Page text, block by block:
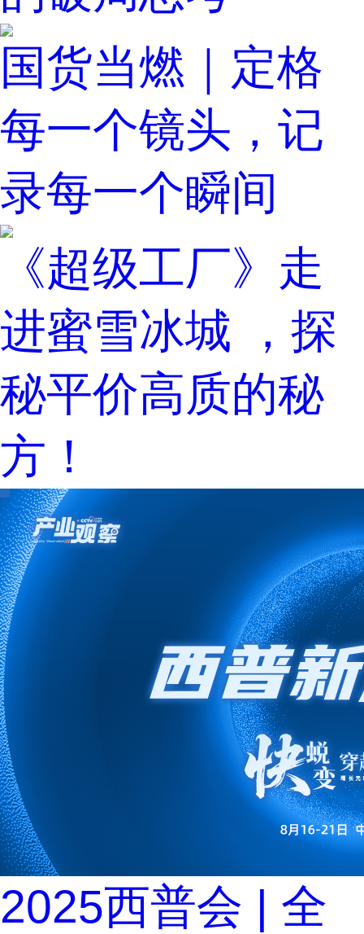
国货当燃｜定格
每一个镜头，记
录每一个瞬间
《超级工厂》走
进蜜雪冰城 ，探
秘平价高质的秘
方！
2025西普会 | 全